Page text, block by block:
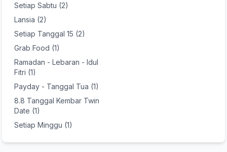
Setiap Sabtu (2)
Lansia (2)
Setiap Tanggal 15 (2)
Grab Food (1)
Ramadan - Lebaran - Idul
Fitri (1)
Payday - Tanggal Tua (1)
8.8 Tanggal Kembar Twin
Date (1)
Setiap Minggu (1)